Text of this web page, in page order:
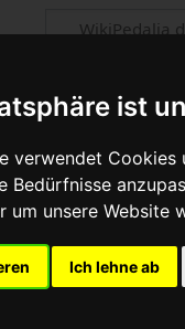
ist
verwendet Cookies
Bedürfnisse
um unsere Website
Ich lehne ab
Dies ist die
des
beachtet